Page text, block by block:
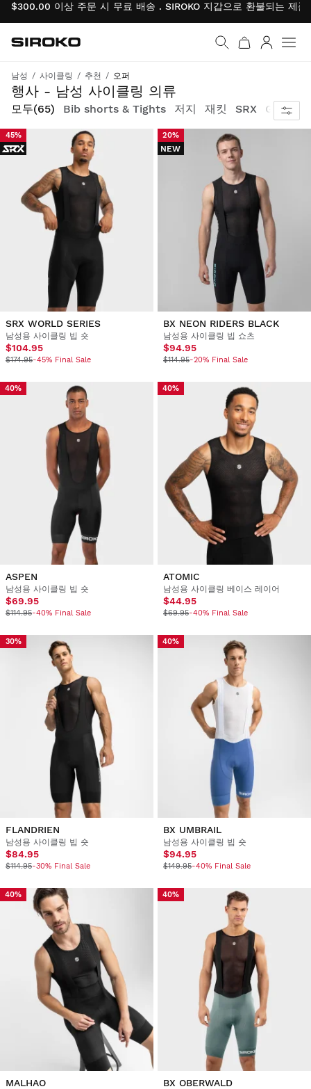
$300.00 이상 주문 시 무료 배송 . SIROKO 지갑으로 환불되는 제
홈페이지로 이동
Siroko.com
남성 사이클링 추천 오퍼
행사 - 남성 사이클링 의류
사이클링 의류와 액세서리를 할인된 가격으로 사이클링 복장을 완성하세요.
모두(65) Bib shorts & Tights 저지 재킷 SRX Gravel
45%
SRX WORLD SERIES
남성용 사이클링 빕 숏
$104.95
$174.95-45% Final Sale
20%
NEW
BX NEON RIDERS BLACK
남성용 사이클링 빕 쇼츠
$94.95
$114.95-20% Final Sale
40%
ASPEN
남성용 사이클링 빕 숏
$69.95
$114.95-40% Final Sale
40%
ATOMIC
남성용 사이클링 베이스 레이어
$44.95
$69.95-40% Final Sale
30%
FLANDRIEN
남성용 사이클링 빕 숏
$84.95
$114.95-30% Final Sale
40%
BX UMBRAIL
남성용 사이클링 빕 숏
$94.95
$149.95-40% Final Sale
40%
MALHAO
40%
BX OBERWALD